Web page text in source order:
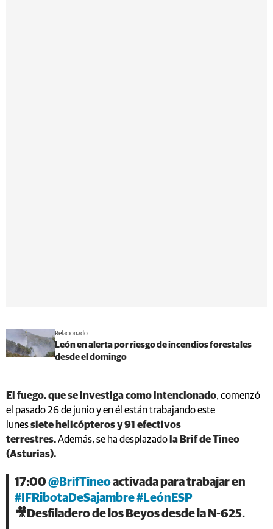
Relacionado
León en alerta por riesgo de incendios forestales
desde el domingo
El fuego, que se investiga como intencionado, comenzó
el pasado 26 de junio y en él están trabajando este
lunessiete helicópteros y 91 efectivos
terrestres.Además, se ha desplazado la Brif de Tineo
(Asturias).
17:00 @BrifTineoactivada para trabajar en
#IFRibotaDeSajambre#LeónESP
🎥Desfiladero de los Beyos desde la N-625.